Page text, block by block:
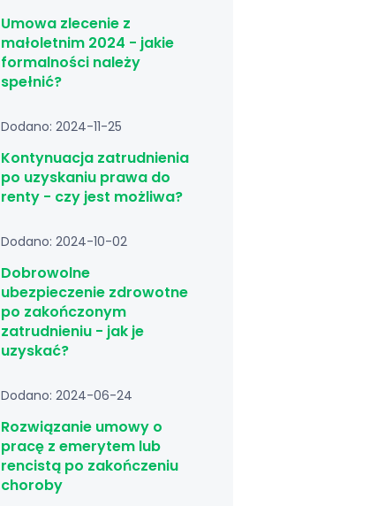
Umowa zlecenie z
małoletnim 2024 - jakie
formalności należy
spełnić?
Dodano: 2024-11-25
Kontynuacja zatrudnienia
po uzyskaniu prawa do
renty - czy jest możliwa?
Dodano: 2024-10-02
Dobrowolne
ubezpieczenie zdrowotne
po zakończonym
zatrudnieniu - jak je
uzyskać?
Dodano: 2024-06-24
Rozwiązanie umowy o
pracę z emerytem lub
rencistą po zakończeniu
choroby